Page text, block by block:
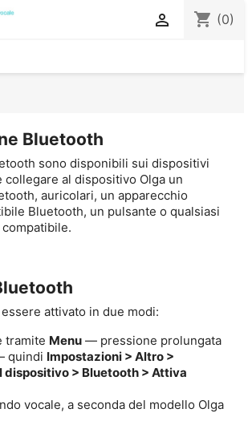
shopping_cart (0)

Bluetooth
sono disponibili sui dispositivi
collegare al dispositivo Olga un
auricolari, un apparecchio
Bluetooth, un pulsante o qualsiasi
attivato in due modi:
tramite Menu — pressione prolungata
quindi Impostazioni > Altro >
> Bluetooth > Attiva
vocale, a seconda del modello Olga